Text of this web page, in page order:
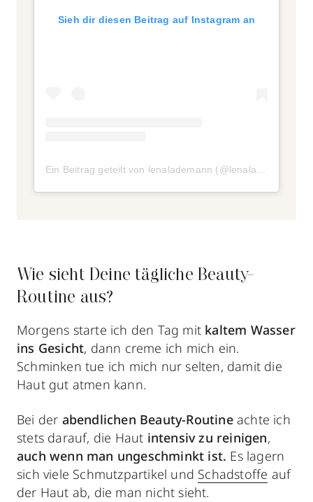
Sieh dir diesen Beitrag auf Instagram an
Ein Beitrag geteilt von lenalademann (@lenalademann)
Wie sieht Deine tägliche Beauty-
Routine aus?
Morgens starte ich den Tag mit kaltem Wasser
ins Gesicht, dann creme ich mich ein.
Schminken tue ich mich nur selten, damit die
Haut gut atmen kann.
Bei der abendlichen Beauty-Routineachte ich
stets darauf, die Haut intensiv zu reinigen,
auch wenn man ungeschminkt ist. Es lagern
sich viele Schmutzpartikel und Schadstoffe auf
der Haut ab, die man nicht sieht.